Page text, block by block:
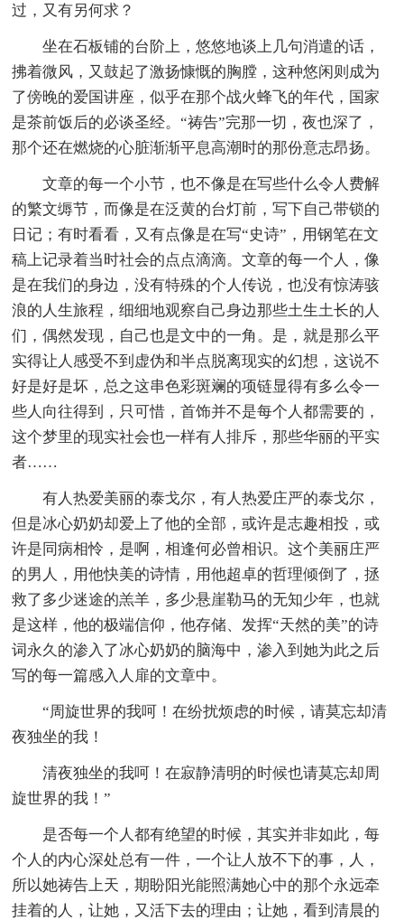
过，又有另何求？
坐在石板铺的台阶上，悠悠地谈上几句消遣的话，
拂着微风，又鼓起了激扬慷慨的胸膛，这种悠闲则成为
了傍晚的爱国讲座，似乎在那个战火蜂飞的年代，国家
是茶前饭后的必谈圣经。“祷告”完那一切，夜也深了，
那个还在燃烧的心脏渐渐平息高潮时的那份意志昂扬。
文章的每一个小节，也不像是在写些什么令人费解
的繁文缛节，而像是在泛黄的台灯前，写下自己带锁的
日记；有时看看，又有点像是在写“史诗”，用钢笔在文
稿上记录着当时社会的点点滴滴。文章的每一个人，像
是在我们的身边，没有特殊的个人传说，也没有惊涛骇
浪的人生旅程，细细地观察自己身边那些土生土长的人
们，偶然发现，自己也是文中的一角。是，就是那么平
实得让人感受不到虚伪和半点脱离现实的幻想，这说不
好是好是坏，总之这串色彩斑斓的项链显得有多么令一
些人向往得到，只可惜，首饰并不是每个人都需要的，
这个梦里的现实社会也一样有人排斥，那些华丽的平实
者……
有人热爱美丽的泰戈尔，有人热爱庄严的泰戈尔，
但是冰心奶奶却爱上了他的全部，或许是志趣相投，或
许是同病相怜，是啊，相逢何必曾相识。这个美丽庄严
的男人，用他快美的诗情，用他超卓的哲理倾倒了，拯
救了多少迷途的羔羊，多少悬崖勒马的无知少年，也就
是这样，他的极端信仰，他存储、发挥“天然的美”的诗
词永久的渗入了冰心奶奶的脑海中，渗入到她为此之后
写的每一篇感入人扉的文章中。
“周旋世界的我呵！在纷扰烦虑的时候，请莫忘却清
夜独坐的我！
清夜独坐的我呵！在寂静清明的时候也请莫忘却周
旋世界的我！”
是否每一个人都有绝望的时候，其实并非如此，每
个人的内心深处总有一件，一个让人放不下的事，人，
所以她祷告上天，期盼阳光能照满她心中的那个永远牵
挂着的人，让她，又活下去的理由；让她，看到清晨的